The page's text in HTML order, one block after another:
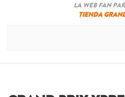
LA WEB FAN
TIENDA